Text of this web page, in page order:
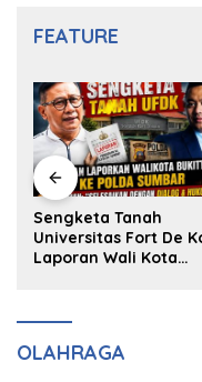
FEATURE
Sengketa Tanah
Universitas Fort De
Laporan Wali Kota
OLAHRAGA